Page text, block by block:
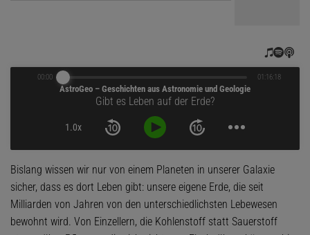
AstroGeo – Geschichten aus Astronomie und Geologie
Gibt es Leben auf der Erde?
1.0x
00:00 01:16:18
Bislang wissen wir nur von einem Planeten in unserer Galaxie
sicher, dass es dort Leben gibt: unsere eigene Erde, die seit
Milliarden von Jahren von den unterschiedlichsten Lebewesen
bewohnt wird. Von Einzellern, die Kohlenstoff statt Sauerstoff